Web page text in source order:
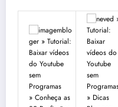
» Conheça as
» Dicas